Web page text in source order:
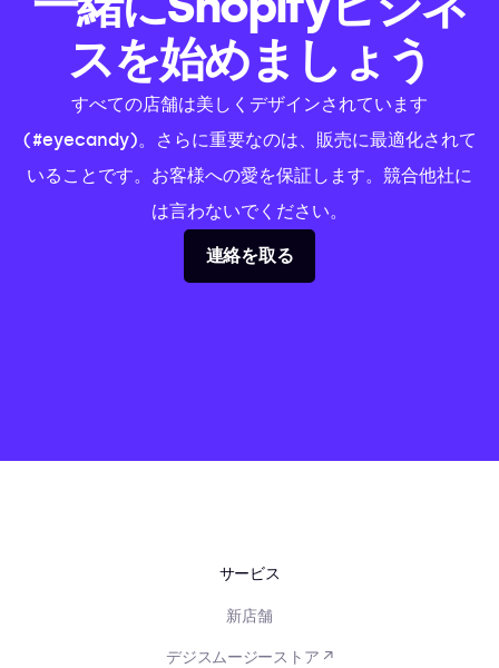
スを始めましょう
すべての店舗は美しくデザインされています
(#eyecandy)。さらに重要なのは、販売に最適化されて
いることです。お客様への愛を保証します。競合他社に
は言わないでください。
連絡を取る
サービス
新店舗
デジスムージーストア ↗